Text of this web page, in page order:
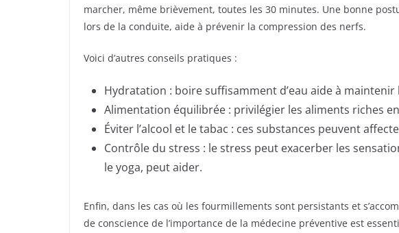
marcher, même brièvement, toutes les 30 minutes. Une bonne
lors de la conduite, aide à prévenir la compression des nerfs.
Voici d’autres conseils pratiques :
Hydratation : boire suffisamment d’eau aide à maintenir
Alimentation équilibrée : privilégier les aliments riches
Éviter l’alcool et le tabac : ces substances peuvent
Contrôle du stress : le stress peut exacerber les
le yoga, peut aider.
Enfin, dans les cas où les fourmillements sont persistants et
de conscience de l’importance de la médecine préventive est